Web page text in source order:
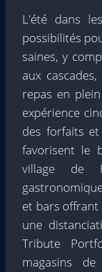
L'été dans
possibilités
saines, y
aux
repas en
expérience
des forfaits
favorisent le
village de
et bars offrant
une
Tribute
magasins